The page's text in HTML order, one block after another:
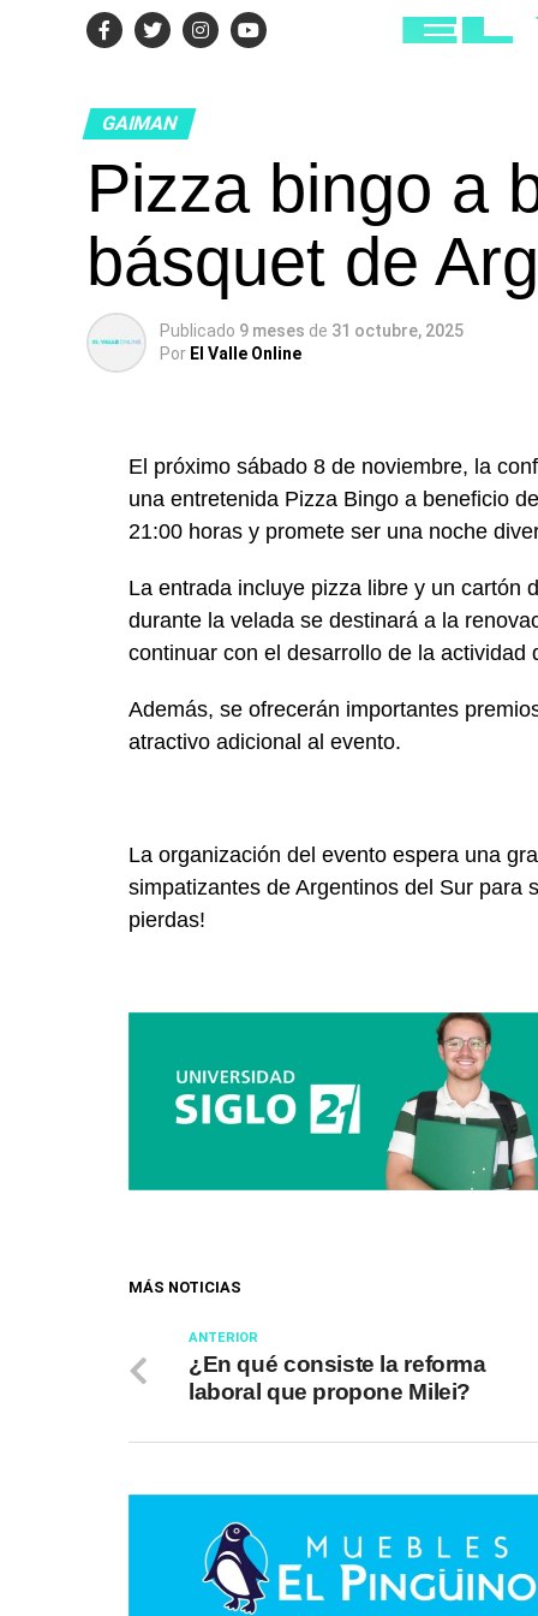
GAIMAN
Pizza bingo a
básquet de
Publicado 9 meses de 31 octubre, 2025
Por El Valle Online
El próximo sábado 8 de noviembre, la
una entretenida Pizza Bingo a beneficio
21:00 horas y promete ser una noche
La entrada incluye pizza libre y un cartón
durante la velada se destinará a la
continuar con el desarrollo de la actividad
Además, se ofrecerán importantes
atractivo adicional al evento.
La organización del evento espera una
simpatizantes de Argentinos del Sur para
pierdas!
MÁS NOTICIAS
ANTERIOR
¿En qué consiste la reforma
laboral que propone Milei?